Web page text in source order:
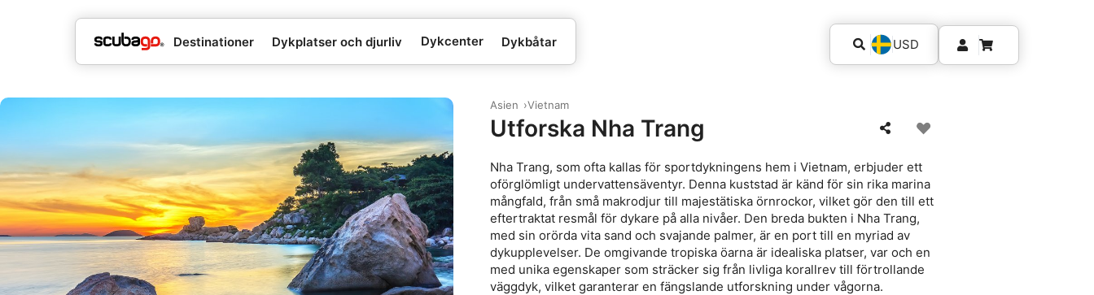
Destinationer Dykplatser och djurliv Dykcenter Dykbåtar USD
Asien Vietnam
Utforska Nha Trang
Nha Trang, som ofta kallas för sportdykningens hem i Vietnam, erbjuder ett
oförglömligt undervattensäventyr. Denna kuststad är känd för sin rika marina
mångfald, från små makrodjur till majestätiska örnrockor, vilket gör den till ett
eftertraktat resmål för dykare på alla nivåer. Den breda bukten i Nha Trang,
med sin orörda vita sand och svajande palmer, är en port till en myriad av
dykupplevelser. De omgivande tropiska öarna är idealiska platser, var och en
med unika egenskaper som sträcker sig från livliga korallrev till förtrollande
väggdyk, vilket garanterar en fängslande utforskning under vågorna.